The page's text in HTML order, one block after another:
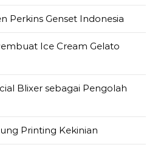
Perkins Genset Indonesia
Ice Cream Gelato
Blixer sebagai Pengolah
Printing Kekinian